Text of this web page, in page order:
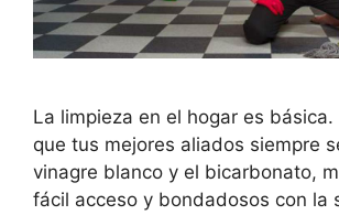
La limpieza en el hogar es
que tus mejores aliados siempre
vinagre blanco y el bicarbonato,
fácil acceso y bondadosos con la